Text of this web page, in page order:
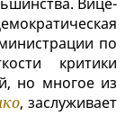
по
критики
но многое из
, заслуживает